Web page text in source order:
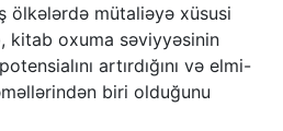
ölkələrdə mütaliəyə xüsusi
kitab oxuma səviyyəsinin
artırdığını və elmi-
biri olduğunu